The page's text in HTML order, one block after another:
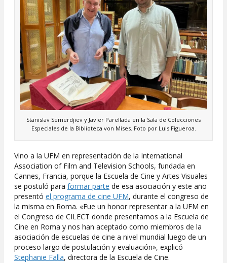
Stanislav Semerdjiev y Javier Parellada en la Sala de Colecciones
Especiales de la Biblioteca von Mises. Foto por Luis Figueroa.
Vino a la UFM en representación de la International
Association of Film and Television Schools, fundada en
Cannes, Francia, porque la Escuela de Cine y Artes Visuales
se postuló para formar parte de esa asociación y este año
presentó el programa de cine UFM, durante el congreso de
la misma en Roma. «Fue un honor representar a la UFM en
el Congreso de CILECT donde presentamos a la Escuela de
Cine en Roma y nos han aceptado como miembros de la
asociación de escuelas de cine a nivel mundial luego de un
proceso largo de postulación y evaluación», explicó
Stephanie Falla, directora de la Escuela de Cine.